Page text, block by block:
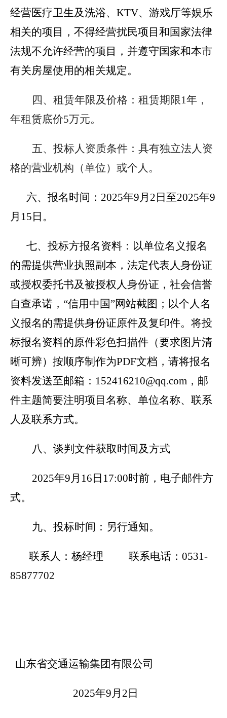
经营医疗卫生及洗浴、KTV、游戏厅等娱乐
相关的项目，不得经营扰民项目和国家法律
法规不允许经营的项目，并遵守国家和本市
有关房屋使用的相关规定。
四、租赁年限及价格： 租赁期限1年，
年租赁底价5万元。
五、投标人资质条件： 具有独立法人资
格的营业机构（单位）或个人。
六、报名时间： 2025年9月2日至2025年9
月15日。
七、投标方报名资料： 以单位名义报名
的需提供营业执照副本，法定代表人身份证
或授权委托书及被授权人身份证，社会信誉
自查承诺，“信用中国”网站截图；以个人名
义报名的需提供身份证原件及复印件。将投
标报名资料的原件彩色扫描件（要求图片清
晰可辨）按顺序制作为PDF文档，请将报名
资料发送至邮箱： 152416210@qq.com， 邮
件主题简要注明项目名称、单位名称、联系
人及联系方式。
八、谈判文件获取时间及方式
2025年9月16日17:00时前，电子邮件方
式。
九、投标时间： 另行通知。
联系人：杨经理 联系电话：0531-
85877702
山东省交通运输集团有限公司
2025年9月2日